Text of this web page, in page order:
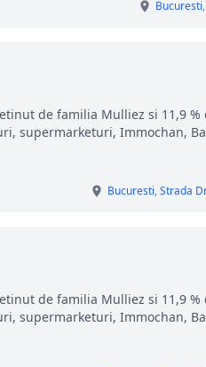
Bucuresti,
de familia Mulliez si 11,9
supermarketuri, Immochan,
Bucuresti,Strada
de familia Mulliez si 11,9
supermarketuri, Immochan,